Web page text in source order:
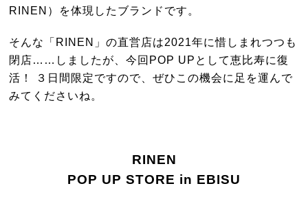
RINEN）を体現したブランドです。
そんな「RINEN」の直営店は2021年に惜しまれつつも
閉店……しましたが、今回POP UPとして恵比寿に復
活！ ３日間限定ですので、ぜひこの機会に足を運んで
みてくださいね。
RINEN
POP UP STORE in EBISU